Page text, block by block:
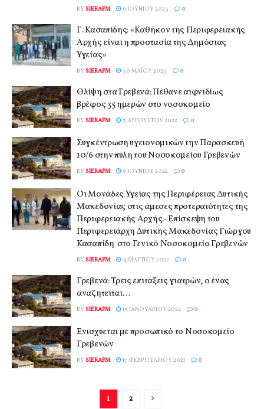
BY SIERAFM 6 ΙΟΥΝΊΟΥ 2023 0
Γ. Κασαπίδης: «Καθήκον της Περιφερειακής
Αρχής είναι η προστασία της Δημόσιας
Υγείας»
BY SIERAFM 30 ΜΑΪ́ΟΥ 2023 0
Θλίψη στα Γρεβενά: Πέθανε αιφνιδίως
βρέφος 35 ημερών στο νοσοκομείο
BY SIERAFM 3 ΑΥΓΟΎΣΤΟΥ 2022 0
Συγκέντρωση υγειονομικών την Παρασκευή
10/6 στην πύλη του Νοσοκομείου Γρεβενών
BY SIERAFM 9 ΙΟΥΝΊΟΥ 2022 0
Οι Μονάδες Υγείας της Περιφέρειας Δυτικής
Μακεδονίας στις άμεσες προτεραιότητες της
Περιφερειακής Αρχής.- Επίσκεψη του
Περιφερειάρχη Δυτικής Μακεδονίας Γιώργου
Κασαπίδη στο Γενικό Νοσοκομείο Γρεβενών
BY SIERAFM 4 ΜΑΡΤΊΟΥ 2022 0
Γρεβενά: Τρεις επιτάξεις γιατρών, ο ένας
αναζητείται…
BY SIERAFM 13 ΙΑΝΟΥΑΡΊΟΥ 2022 0
Ενισχύεται με προσωπικό το Νοσοκομείο
Γρεβενών
BY SIERAFM 17 ΦΕΒΡΟΥΑΡΊΟΥ 2021 0
1 2